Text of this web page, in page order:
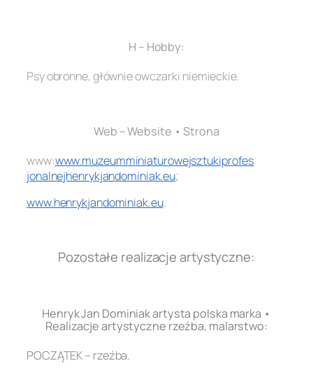
H – Hobby:
Psy obronne, głównie owczarki niemieckie.
Web – Website • Strona
www:www.muzeumminiaturowejsztukiprofes
jonalnejhenrykjandominiak.eu;
www.henrykjandominiak.eu.
Pozostałe realizacje artystyczne:
Henryk Jan Dominiak artysta polska marka •
Realizacje artystyczne rzeźba, malarstwo:
POCZĄTEK – rzeźba.